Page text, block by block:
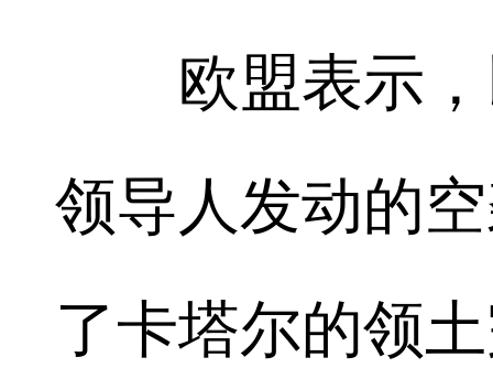
欧盟表示，
领导人发动的
了卡塔尔的领